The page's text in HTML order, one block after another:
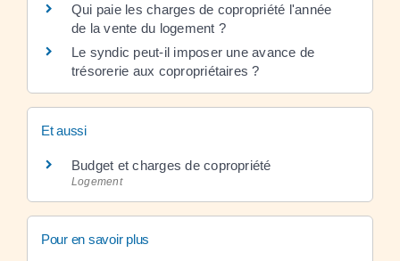
Qui paie les charges de copropriété l'année
de la vente du logement ?
Le syndic peut-il imposer une avance de
trésorerie aux copropriétaires ?
Et aussi
Budget et charges de copropriété
Logement
Pour en savoir plus